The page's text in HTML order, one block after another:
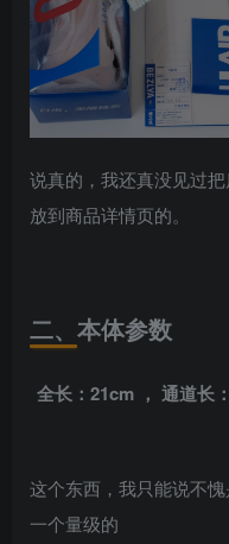
说真的，我还真没见过
放到商品详情页的。
二、本体参数
全长：21cm ， 通道长
这个东西，我只能说不
一个量级的